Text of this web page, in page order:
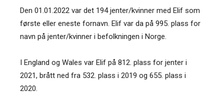
Den 01.01.2022 var det 194 jenter/kvinner med Elif som
første eller eneste fornavn. Elif var da på 995. plass for
navn på jenter/kvinner i befolkningen i Norge.
I England og Wales var Elif på 812. plass for jenter i
2021, brått ned fra 532. plass i 2019 og 655. plass i
2020.